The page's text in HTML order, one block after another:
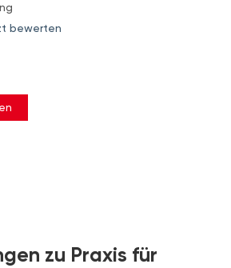
bewerten
zu Praxis für